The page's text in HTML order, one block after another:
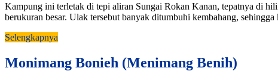
Kampung ini terletak di tepi aliran Sungai Rokan Kanan, tepatnya di
berukuran besar. Ulak tersebut banyak ditumbuhi kembahang,
Selengkapnya
Monimang Bonieh (Menimang Benih)